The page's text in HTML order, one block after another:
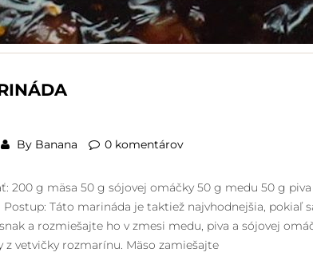
By Banana 0 komentárov
200 g mäsa 50 g sójovej omáčky 50 g medu 50 g piva
Táto marináda je taktiež najvhodnejšia, pokiaľ
a rozmiešajte ho v zmesi medu, piva a sójovej
vetvičky rozmarínu. Mäso zamiešajte